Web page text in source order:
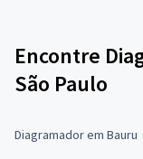
Encontre
São Paulo
Diagramador em Bauru